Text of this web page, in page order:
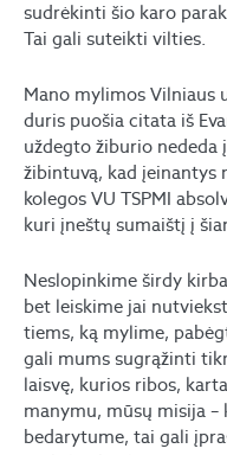
sudrėkinti šio karo
Tai gali suteikti vilties.
Mano mylimos Vilniaus
duris puošia citata iš
uždegto žiburio
žibintuvą, kad įeinantys
kolegos VU TSPMI
kuri įneštų sumaištį į
Neslopinkime širdy
bet leiskime jai
tiems, ką mylime,
gali mums sugrąžinti
laisvę, kurios ribos,
manymu, mūsų misija –
bedarytume, tai gali